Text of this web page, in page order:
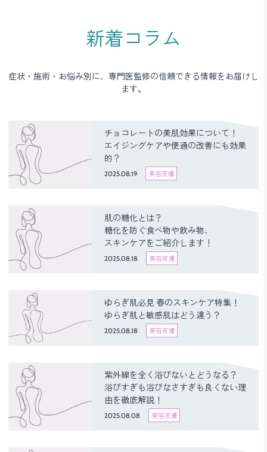
新着コラム
症状・施術・お悩み別に、専門医監修の信頼できる情報をお届けし
ます。
チョコレートの美肌効果について！
エイジングケアや便通の改善にも効果
的？
2025.08.19 美容皮膚
肌の糖化とは？
糖化を防ぐ食べ物や飲み物、
スキンケアをご紹介します！
2025.08.18 美容皮膚
ゆらぎ肌必見 春のスキンケア特集！
ゆらぎ肌と敏感肌はどう違う？
2025.08.18 美容皮膚
紫外線を全く浴びないとどうなる？
浴びすぎも浴びなさすぎも良くない理
由を徹底解説！
2025.08.08 美容皮膚